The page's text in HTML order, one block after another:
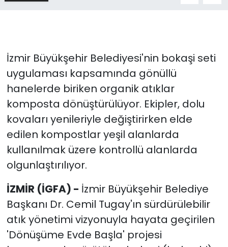
İzmir Büyükşehir Belediyesi'nin bokaşi seti
uygulaması kapsamında gönüllü
hanelerde biriken organik atıklar
komposta dönüştürülüyor. Ekipler, dolu
kovaları yenileriyle değiştirirken elde
edilen kompostlar yeşil alanlarda
kullanılmak üzere kontrollü alanlarda
olgunlaştırılıyor.
İZMİR (İGFA) - İzmir Büyükşehir Belediye
Başkanı Dr. Cemil Tugay'ın sürdürülebilir
atık yönetimi vizyonuyla hayata geçirilen
'Dönüşüme Evde Başla' projesi